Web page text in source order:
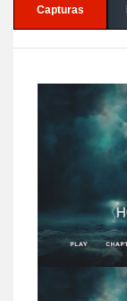
Capturas